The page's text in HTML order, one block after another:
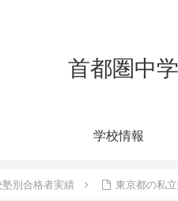
首都圏中
学校情報
別合格者実績 東京都の私